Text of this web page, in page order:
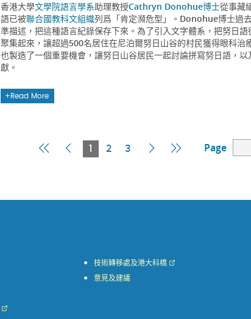
香港大學文學院語言學系助理教授Cathryn Donohue博士從事藏
語已被聯合國教科文組織列爲「肯定瀕危型」。Donohue博士過
準描述，把這種語言紀錄保存下來。為了引入文字體系，把努日
聚集起來，讓超過500名居住在尼泊爾努日山谷的村民獲得眼科
也製造了一個重要機會，讓努日山谷居民一起討論拼寫努日語，
獻。
Read More
FirstPrevious
1
Current
2 3
Next Last
Page
技術轉移處及港大科橋
意見及建議